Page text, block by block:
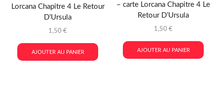
Lorcana Chapitre 4 Le Retour
D’Ursula
1,50 €
AJOUTER AU PANIER
– carte Lorcana Chapitre 4 Le
Retour D’Ursula
1,50 €
AJOUTER AU PANIER